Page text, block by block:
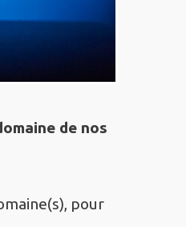
de nos
pour